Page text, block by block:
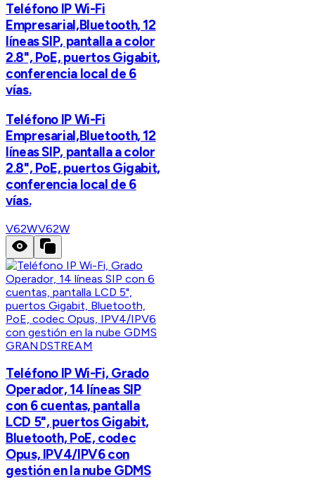
Teléfono IP Wi-Fi
Empresarial,Bluetooth, 12
líneas SIP, pantalla a color
2.8", PoE, puertos Gigabit,
conferencia local de 6
vías.
Teléfono IP Wi-Fi
Empresarial,Bluetooth, 12
líneas SIP, pantalla a color
2.8", PoE, puertos Gigabit,
conferencia local de 6
vías.
V62WV62W
GRANDSTREAM
Teléfono IP Wi-Fi, Grado
Operador, 14 líneas SIP
con 6 cuentas, pantalla
LCD 5", puertos Gigabit,
Bluetooth, PoE, codec
Opus, IPV4/IPV6 con
gestión en la nube GDMS